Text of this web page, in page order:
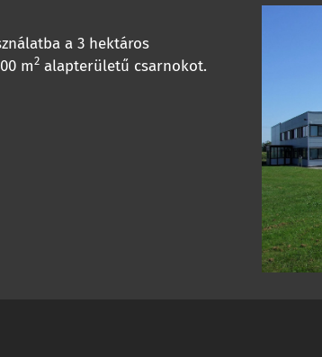
a 3 hektáros
m2 alapterületű csarnokot.